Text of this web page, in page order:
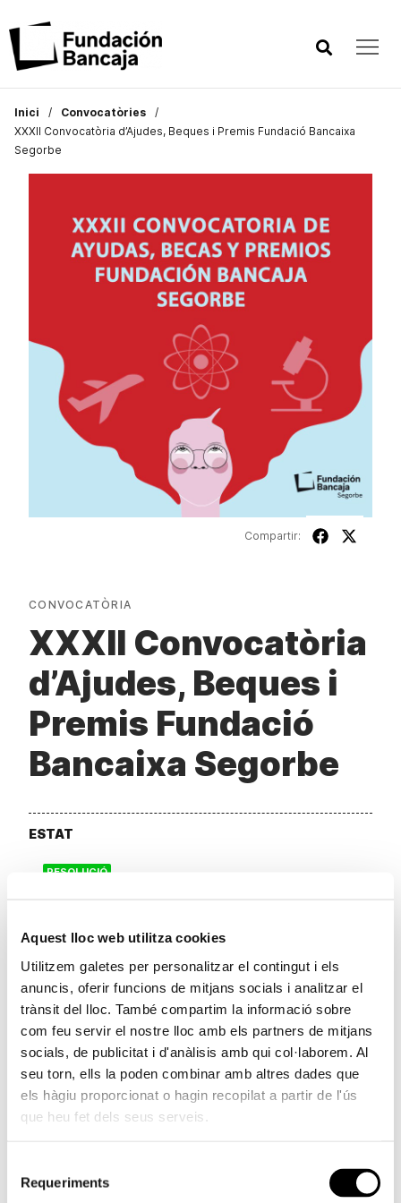
Aquest lloc web utilitza cookies
Utilitzem galetes per personalitzar el contingut i els
anuncis, oferir funcions de mitjans socials i analitzar el
trànsit del lloc. També compartim la informació sobre
com feu servir el nostre lloc amb els partners de mitjans
socials, de publicitat i d'anàlisis amb qui col·laborem. Al
seu torn, ells la poden combinar amb altres dades que
els hàgiu proporcionat o hagin recopilat a partir de l'ús
que heu fet dels seus serveis.
Requeriments
Inici
Convocatòries
XXXII Convocatòria d’Ajudes, Beques i Premis Fundació Bancaixa
Segorbe
Compartir:
CONVOCATÒRIA
XXXII Convocatòria
d’Ajudes, Beques i
Premis Fundació
Bancaixa Segorbe
ESTAT
RESOLUCIÓ
La Comissió Delegada de la Fundació Bancaixa a
Segorbe ha resolt el seu programa Beques de Mobilitat
2022 amb la concessió de tres ajudes per a completar
els estudis fora d'Espanya.
Les ajudes, de 2.000 euros cadascuna, s'han atorgat a
Irene Asensio Benedicto, per a realitzar el Màster en
Enginyeria de Telecomunicacions en la Universitat de
Telecom *Paristech (França); a Ana Soriano Hernández,
per a realitzar el tercer curs de Grau de Traducció i